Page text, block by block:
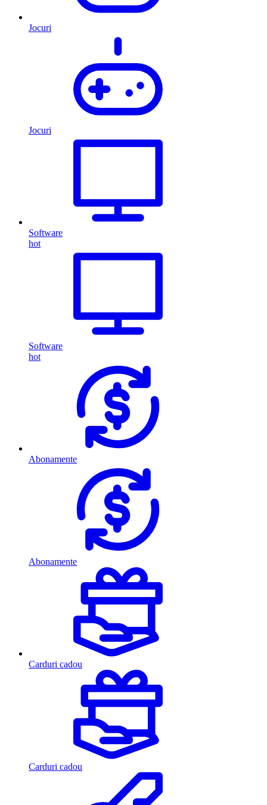
Jocuri
Jocuri
Software
hot
Software
hot
Abonamente
Abonamente
Carduri cadou
Carduri cadou